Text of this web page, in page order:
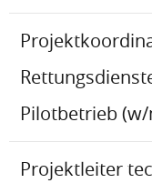
Pilotbetrieb
Projektleiter